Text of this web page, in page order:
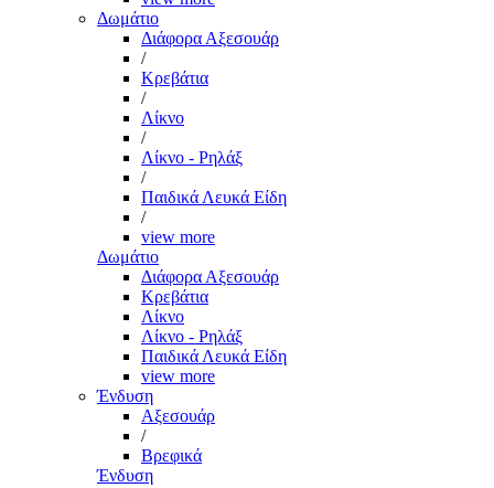
Δωμάτιο
Διάφορα Αξεσουάρ
/
Κρεβάτια
/
Λίκνο
/
Λίκνο - Ρηλάξ
/
Παιδικά Λευκά Είδη
/
view more
Δωμάτιο
Διάφορα Αξεσουάρ
Κρεβάτια
Λίκνο
Λίκνο - Ρηλάξ
Παιδικά Λευκά Είδη
view more
Ένδυση
Αξεσουάρ
/
Βρεφικά
Ένδυση